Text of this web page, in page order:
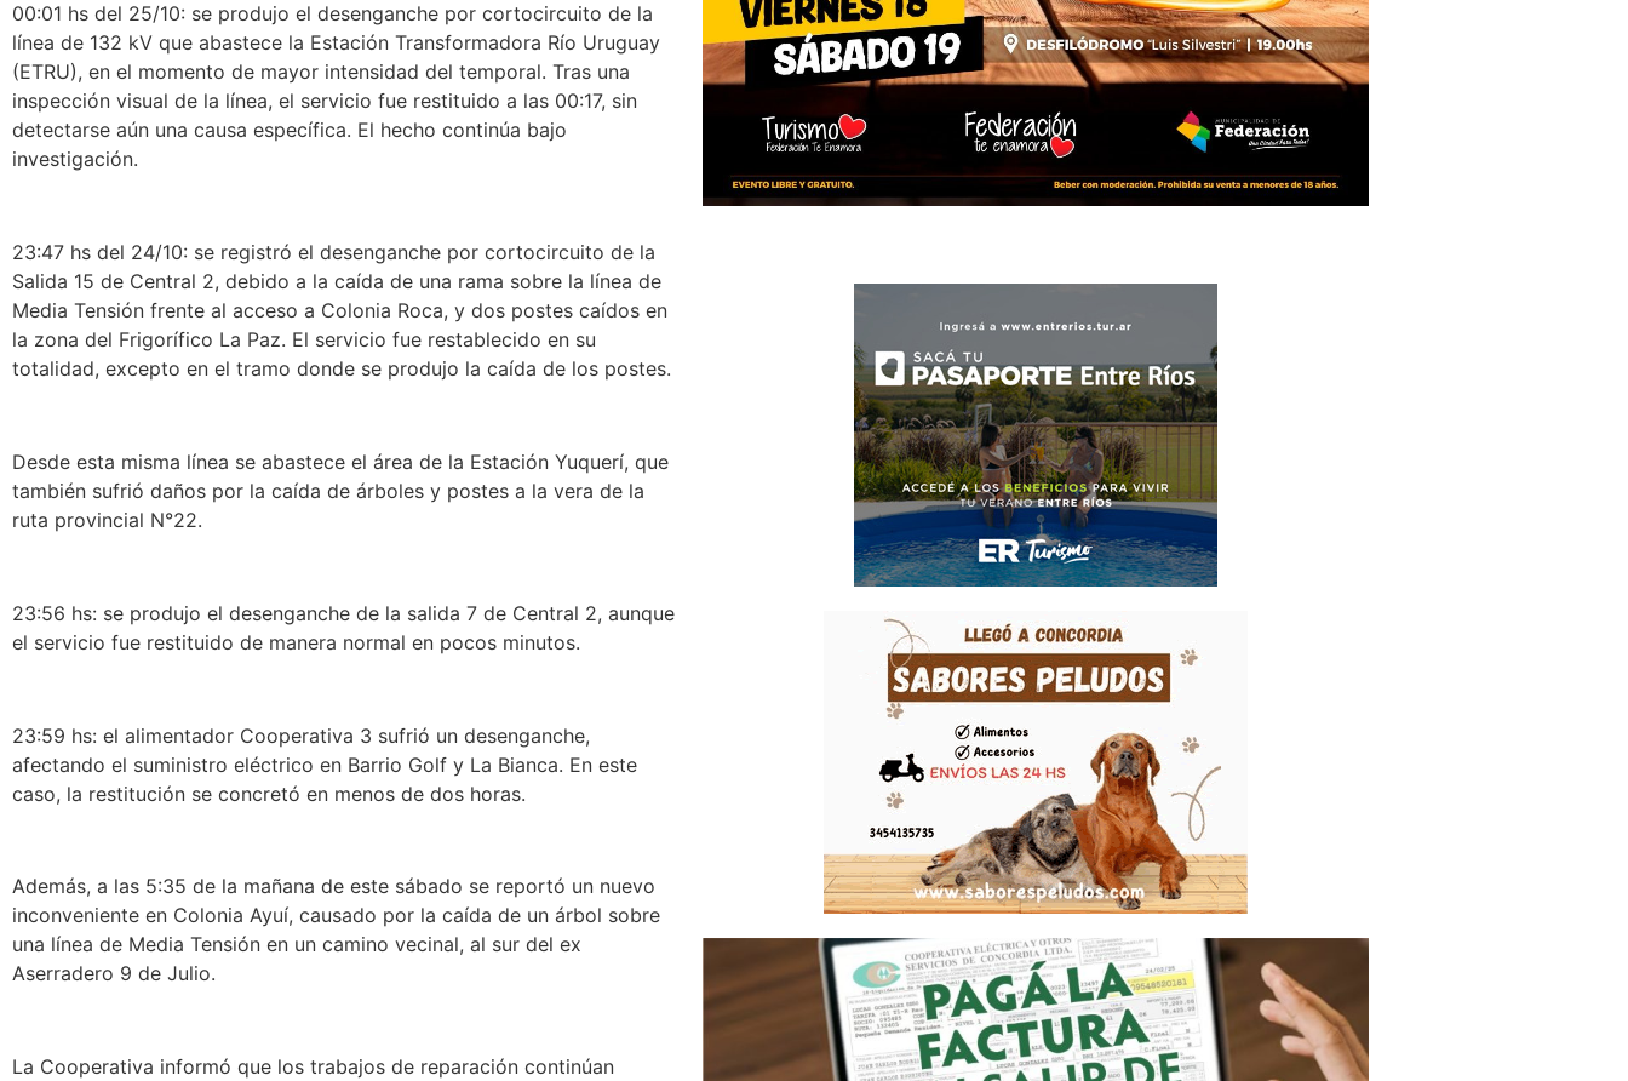
00:01 hs del 25/10: se produjo el desenganche por cortocircuito de la
línea de 132 kV que abastece la Estación Transformadora Río Uruguay
(ETRU), en el momento de mayor intensidad del temporal. Tras una
inspección visual de la línea, el servicio fue restituido a las 00:17, sin
detectarse aún una causa específica. El hecho continúa bajo
investigación.
23:47 hs del 24/10: se registró el desenganche por cortocircuito de la
Salida 15 de Central 2, debido a la caída de una rama sobre la línea de
Media Tensión frente al acceso a Colonia Roca, y dos postes caídos en
la zona del Frigorífico La Paz. El servicio fue restablecido en su
totalidad, excepto en el tramo donde se produjo la caída de los postes.
Desde esta misma línea se abastece el área de la Estación Yuquerí, que
también sufrió daños por la caída de árboles y postes a la vera de la
ruta provincial N°22.
23:56 hs: se produjo el desenganche de la salida 7 de Central 2, aunque
el servicio fue restituido de manera normal en pocos minutos.
23:59 hs: el alimentador Cooperativa 3 sufrió un desenganche,
afectando el suministro eléctrico en Barrio Golf y La Bianca. En este
caso, la restitución se concretó en menos de dos horas.
Además, a las 5:35 de la mañana de este sábado se reportó un nuevo
inconveniente en Colonia Ayuí, causado por la caída de un árbol sobre
una línea de Media Tensión en un camino vecinal, al sur del ex
Aserradero 9 de Julio.
La Cooperativa informó que los trabajos de reparación continúan